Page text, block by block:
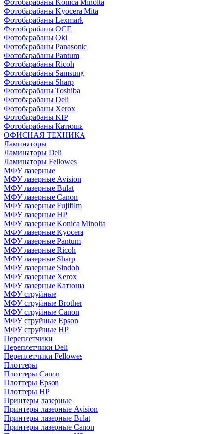
Фотобарабаны Konica Minolta
Фотобарабаны Kyocera Mita
Фотобарабаны Lexmark
Фотобарабаны OCE
Фотобарабаны Oki
Фотобарабаны Panasonic
Фотобарабаны Pantum
Фотобарабаны Ricoh
Фотобарабаны Samsung
Фотобарабаны Sharp
Фотобарабаны Toshiba
Фотобарабаны Deli
Фотобарабаны Xerox
Фотобарабаны KIP
Фотобарабаны Катюша
ОФИСНАЯ ТЕХНИКА
Ламинаторы
Ламинаторы Deli
Ламинаторы Fellowes
МФУ лазерные
МФУ лазерные Avision
МФУ лазерные Bulat
МФУ лазерные Canon
МФУ лазерные Fujifilm
МФУ лазерные HP
МФУ лазерные Konica Minolta
МФУ лазерные Kyocera
МФУ лазерные Pantum
МФУ лазерные Ricoh
МФУ лазерные Sharp
МФУ лазерные Sindoh
МФУ лазерные Xerox
МФУ лазерные Катюша
МФУ струйные
МФУ струйные Brother
МФУ струйные Canon
МФУ струйные Epson
МФУ струйные HP
Переплетчики
Переплетчики Deli
Переплетчики Fellowes
Плоттеры
Плоттеры Canon
Плоттеры Epson
Плоттеры HP
Принтеры лазерные
Принтеры лазерные Avision
Принтеры лазерные Bulat
Принтеры лазерные Canon